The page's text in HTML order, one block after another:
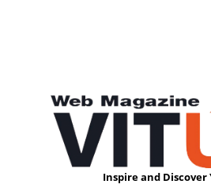
Inspire and Discover